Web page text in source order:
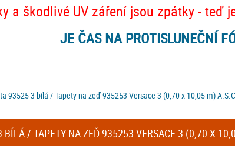
a škodlivé UV záření jsou zpátky - teď
JE ČAS NA PROTISLUNEČNÍ
93525-3 bílá / Tapety na zeď 935253 Versace 3 (0,70 x 10,05 m)
BÍLÁ / TAPETY NA ZEĎ 935253 VERSACE 3 (0,70 X